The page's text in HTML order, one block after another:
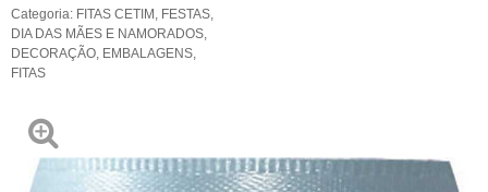
Categoria: FITAS CETIM FESTAS
DIA DAS MÃES E NAMORADOS
DECORAÇÃO EMBALAGENS
FITAS